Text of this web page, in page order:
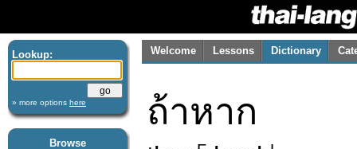
Lookup:
» more options here
Browse
Welcome Lessons Dictionary
ถ้าหาก